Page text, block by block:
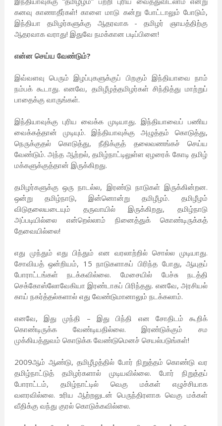
கனவு காணாதீர்கள்! காளை மாடு கன்று போட்டாலும் போடும்,
இந்தியா தமிழர்களுக்கு ஆதரவாக - தமிழர் ஞாயத்திற்கு
ஆதரவாக வராது! இதுவே நமக்கான படிப்பினை!
என்ன செய்ய வேண்டும்?
இவ்வளவு பெரும் இழப்புகளுக்குப் பிறகும் இந்தியாவை நாம்
நம்பக் கூடாது. எனவே, தமிழீழத்தமிழர்கள் சிந்தித்து மாற்றுப்
பாதைக்கு வாருங்கள்.
இந்தியாவுக்கு புரிய வைக்க முடியாது. இந்தியாவைப் பணிய
வைக்கத்தான் முடியும். இந்தியாவுக்கு அழுத்தம் கொடுத்து,
நெருக்குதல் கொடுத்து, நீதிக்குத் தலைவணங்கச் செய்ய
வேண்டும். அந்த ஆற்றல், தமிழ்நாட்டிலுள்ள ஏழரைக் கோடி தமிழ்
மக்களுக்குத்தான் இருக்கிறது.
தமிழர்களுக்கு ஒரு நாடல்ல, இரண்டு நாடுகள் இருக்கின்றன.
ஒன்று தமிழ்நாடு, இன்னொன்று தமிழீழம். தமிழீழம்
விடுதலையடையும் தருவாயில் இருக்கிறது, தமிழ்நாடு
அப்படியில்லை என்றெல்லாம் நினைத்துக் கொண்டிருக்கத்
தேவையில்லை!
எது முந்தும் எது பிந்தும் என வரலாற்றில் சொல்ல முடியாது.
சோவியத் ஒன்றியம், 15 நாடுகளாகப் பிரிந்த போது, ஆயுதப்
போராட்டங்கள் நடக்கவில்லை. மேசையில் பேச்சு நடத்தி
செக்கோஸ்லோவேகியா இரண்டாகப் பிரிந்தது. எனவே, அரசியல்
காய் நகர்த்தல்களால் எது வேண்டுமானாலும் நடக்கலாம்.
எனவே, இது முந்தி – இது பிந்தி என சோதிடம் கூறிக்
கொண்டிருக்க வேண்டியதில்லை. இரண்டுக்கும் சம
முக்கியத்துவம் கொடுக்க வேண்டுமெனச் செயல்படுங்கள்!
2009ஆம் ஆண்டு, தமிழீழத்தில் போர் நிறுத்தம் கொண்டு வர
தமிழ்நாட்டுத் தமிழர்களால் முடியவில்லை. போர் நிறுத்தப்
போராட்டம், தமிழ்நாட்டில் வெகு மக்கள் எழுச்சியாக
வளரவில்லை. உரிய ஆற்றலுடன் பெருந்திரளாக வெகு மக்கள்
வீதிக்கு வந்து குரல் கொடுக்கவில்லை.